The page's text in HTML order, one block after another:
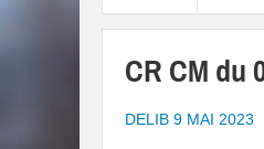
CR CM du
DELIB 9 MAI 2023